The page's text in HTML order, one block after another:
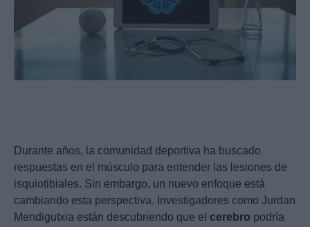
Durante años, la comunidad deportiva ha buscado
respuestas en el músculo para entender las lesiones de
isquiotibiales. Sin embargo, un nuevo enfoque está
cambiando esta perspectiva. Investigadores como Jurdan
Mendigutxia están descubriendo que el cerebro podría